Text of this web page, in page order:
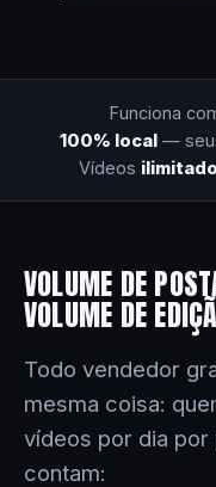
Funciona
100% local —
Vídeos
VOLUME DE
VOLUME DE
Todo vendedor
mesma coisa:
vídeos por dia por
contam: